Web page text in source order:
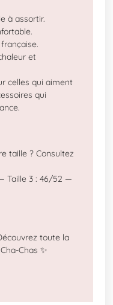
à assortir.
et
celles qui aiment
qui
taille ? Consultez
Taille 3 : 46/52 —
toute la
Cha-Chas ✨